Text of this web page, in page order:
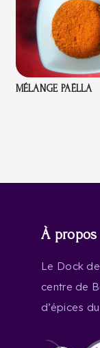
MÉLANGE PAËLLA
À propos
Le Dock
centre de
d’épices